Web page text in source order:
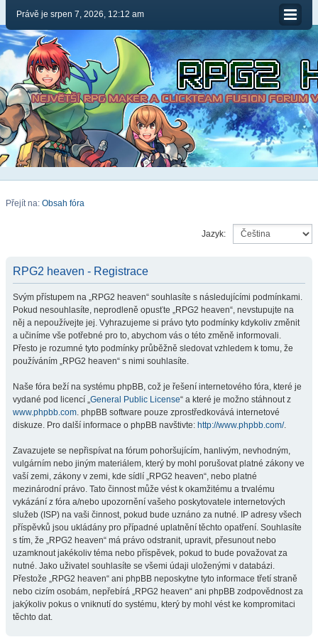
Právě je srpen 7, 2026, 12:12 am
Přejít na: Obsah fóra
Jazyk:
RPG2 heaven - Registrace
Svým přístupem na „RPG2 heaven“ souhlasíte s následujícími podmínkami.
Pokud nesouhlasíte, neprodleně opusťte „RPG2 heaven“, nevstupujte na
něj a nepoužívejte jej. Vyhrazujeme si právo tyto podmínky kdykoliv změnit
a učiníme vše potřebné pro to, abychom vás o této změně informovali.
Přesto je rozumné tyto podmínky průběžně sledovat vzhledem k tomu, že
používáním „RPG2 heaven“ s nimi souhlasíte.
Naše fóra beží na systému phpBB, což je řešení internetového fóra, které je
vydané pod licencí „General Public License“ a které je možno stáhnout z
www.phpbb.com. phpBB software pouze zprostředkovává internetové
diskuze. Pro další informace o phpBB navštivte: http://www.phpbb.com/.
Zavazujete se nepřispívat na fórum pohoršujícím, hanlivým, nevhodným,
vulgárním nebo jiným materiálem, který by mohl porušovat platné zákony ve
vaší zemi, zákony v zemi, kde sídlí „RPG2 heaven“, nebo platné
mezinárodní právo. Tato činnost může vést k okamžitému a trvalému
vykázání z fóra a/nebo upozornění vašeho poskytovatele internetových
služeb (ISP) na vaši činnost, pokud bude uznáno za nutné. IP adresy všech
příspěvků jsou ukládány pro případné uplatnění těchto opatření. Souhlasíte
s tím, že „RPG2 heaven“ má právo odstranit, upravit, přesunout nebo
uzamknout jakékoliv téma nebo příspěvek, pokud to bude považovat za
nutné. Jako uživatel souhlasíte se všemi údaji uloženými v databázi.
Přestože „RPG2 heaven“ ani phpBB neposkytne tyto informace třetí straně
nebo cizím osobám, nepřebírá „RPG2 heaven“ ani phpBB zodpovědnost za
jakýkoliv pokus o vniknutí do systému, který by mohl vést ke kompromitaci
těchto dat.